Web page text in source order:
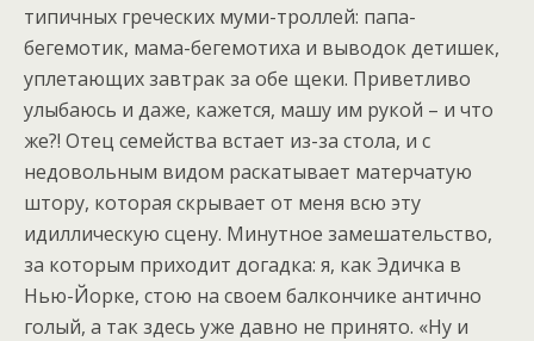
типичных греческих муми-троллей: папа-
бегемотик, мама-бегемотиха и выводок детишек,
уплетающих завтрак за обе щеки. Приветливо
улыбаюсь и даже, кажется, машу им рукой – и что
же?! Отец семейства встает из-за стола, и с
недовольным видом раскатывает матерчатую
штору, которая скрывает от меня всю эту
идиллическую сцену. Минутное замешательство,
за которым приходит догадка: я, как Эдичка в
Нью-Йорке, стою на своем балкончике антично
голый, а так здесь уже давно не принято. «Ну и